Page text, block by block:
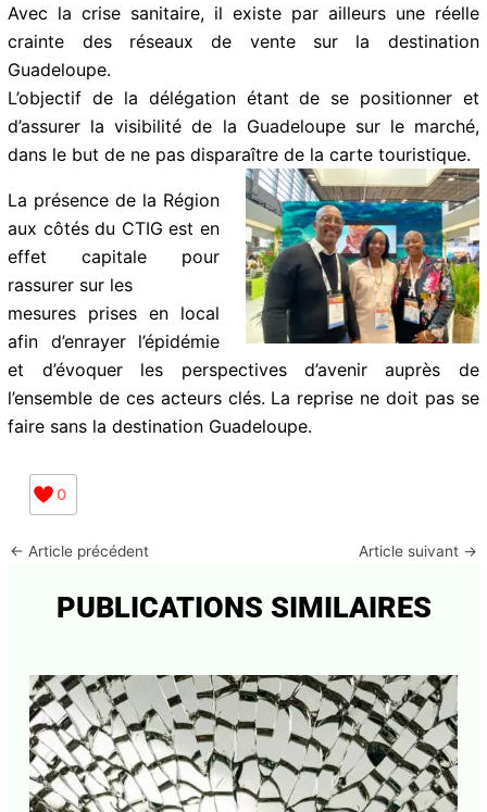
Avec la crise sanitaire, il existe par ailleurs une réelle
crainte des réseaux de vente sur la destination
Guadeloupe.
L’objectif de la délégation étant de se positionner et
d’assurer la visibilité de la Guadeloupe sur le marché,
dans le but de ne pas disparaître de la carte touristique.
La présence de la Région
aux côtés du CTIG est en
effet capitale pour
rassurer sur les
mesures prises en local
afin d’enrayer l’épidémie
et d’évoquer les perspectives d’avenir auprès de
l’ensemble de ces acteurs clés. La reprise ne doit pas se
faire sans la destination Guadeloupe.
0
← Article précédent Article suivant →
PUBLICATIONS SIMILAIRES